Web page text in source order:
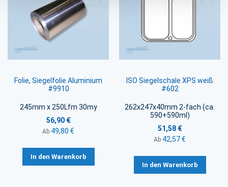
Folie, Siegelfolie Aluminium
#9910
245mm x 250Lfm 30my
56,90 €
Ab 49,80 €
In den Warenkorb
ISO Siegelschale XPS weiß
#602
262x247x40mm 2-fach (ca.
590+590ml)
51,58 €
Ab 42,57 €
In den Warenkorb